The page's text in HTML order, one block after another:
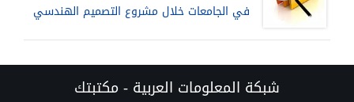
في الجامعات خلال مشروع التصميم الهندسي
شبكة المعلومات العربية - مكتبتك